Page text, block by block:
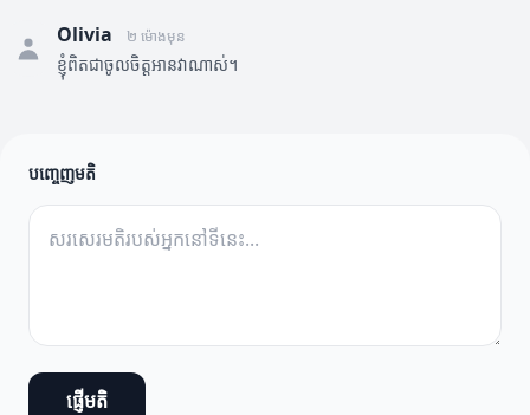
Olivia ២ ម៉ោងមុន
ខ្ញុំពិតជាចូលចិត្តអានវាណាស់។
បញ្ចេញមតិ
ផ្ញើមតិ